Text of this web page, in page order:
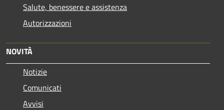
Salute, benessere e assistenza
Autorizzazioni
NOVITÀ
Notizie
Comunicati
Avvisi